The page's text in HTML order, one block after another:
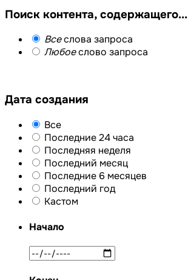
Поиск контента, содержащего...
Всеслова запроса
Любоеслово запроса
Дата создания
Все
Последние 24 часа
Последняя неделя
Последний месяц
Последние 6 месяцев
Последний год
Кастом
Начало